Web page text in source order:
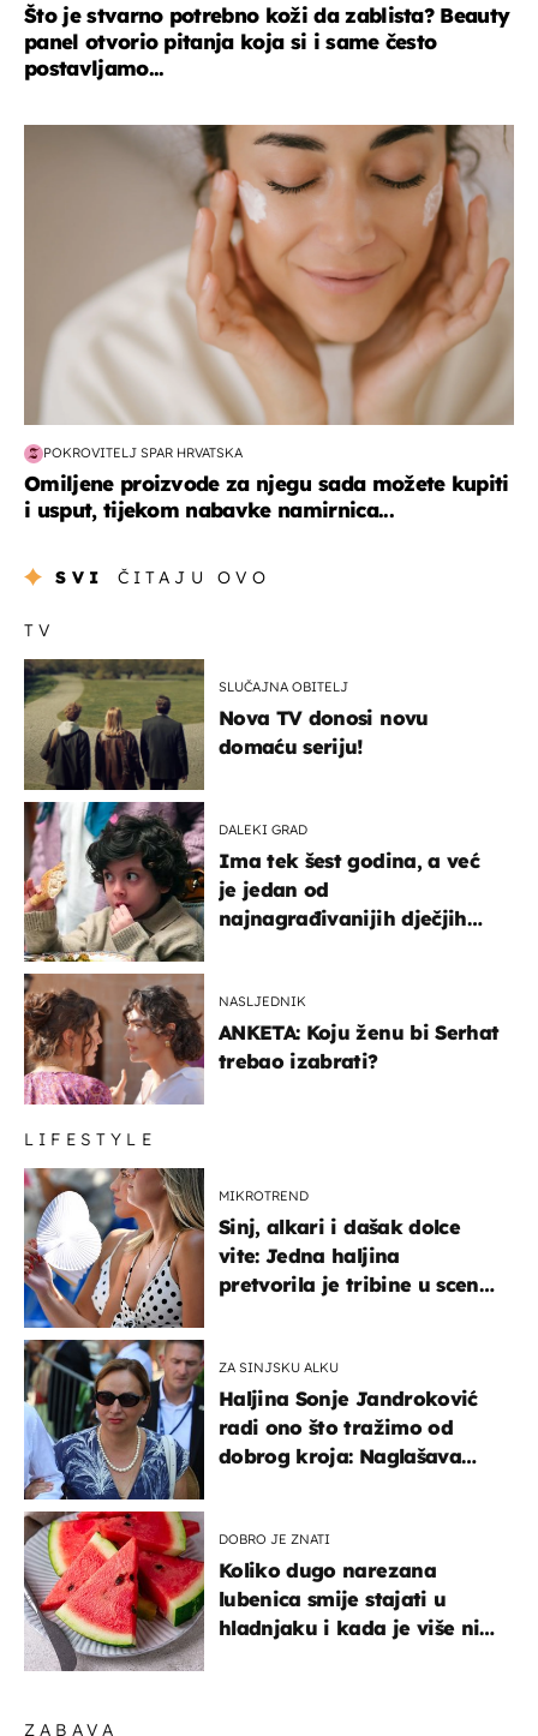
Što je stvarno potrebno koži da zablista? Beauty
panel otvorio pitanja koja si i same često
postavljamo...
moda & ljepota
POKROVITELJ SPAR HRVATSKA
Omiljene proizvode za njegu sada možete kupiti
i usput, tijekom nabavke namirnica...
SVI ČITAJU OVO
ZABAVA
TV
SLUČAJNA OBITELJ
Nova TV donosi novu
domaću seriju!
DALEKI GRAD
Ima tek šest godina, a već
je jedan od
najnagrađivanijih dječjih
NASLJEDNIK
ANKETA: Koju ženu bi Serhat
trebao izabrati?
LIFESTYLE
MIKROTREND
Sinj, alkari i dašak dolce
vite: Jedna haljina
pretvorila je tribine u scenu
ZA SINJSKU ALKU
Haljina Sonje Jandroković
radi ono što tražimo od
dobrog kroja: Naglašava
DOBRO JE ZNATI
Koliko dugo narezana
lubenica smije stajati u
hladnjaku i kada je više nije